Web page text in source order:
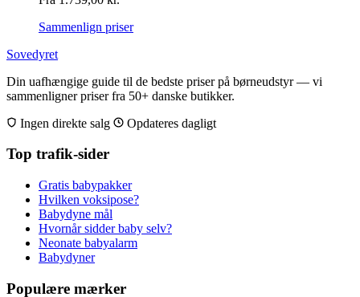
Sammenlign priser
Sovedyret
Din uafhængige guide til de bedste priser på børneudstyr — vi
sammenligner priser fra 50+ danske butikker.
Ingen direkte salg
Opdateres dagligt
Top trafik-sider
Gratis babypakker
Hvilken voksipose?
Babydyne mål
Hvornår sidder baby selv?
Neonate babyalarm
Babydyner
Populære mærker